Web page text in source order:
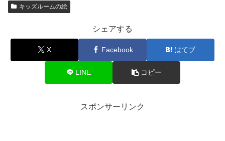
キッズルームの絵
シェアする
X Facebook はてブ
LINE コピー
スポンサーリンク